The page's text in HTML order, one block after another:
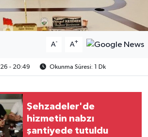
A- A+
- 20:49 Okunma Süresi: 1 Dk
Şehzadeler'de
hizmetin nabzı
şantiyede tutuldu